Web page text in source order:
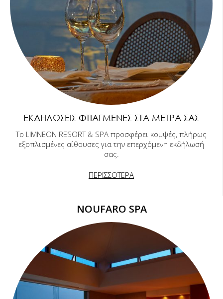
ΕΚΔΗΛΏΣΕΙΣ ΦΤΙΑΓΜΈΝΕΣ ΣΤΑ ΜΈΤΡΑ ΣΑΣ
Το LIMNEON RESORT & SPA προσφέρει κομψές, πλήρως
εξοπλισμένες αίθουσες για την επερχόμενη εκδήλωσή
σας.
ΠΕΡΙΣΣΟΤΕΡΑ
NOUFARO SPA